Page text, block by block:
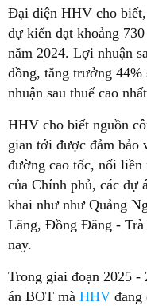
Đại diện HHV cho
dự kiến đạt khoảng
năm 2024. Lợi nhuận
đồng, tăng trưởng
nhuận sau thuế cao
HHV cho biết nguồn
gian tới được đảm bảo
đường cao tốc, nối liền
của Chính phủ, các dự
khai như như Quảng
Lăng, Đồng Đăng - Trà
nay.
Trong giai đoạn 2025 -
án BOT mà HHV đang